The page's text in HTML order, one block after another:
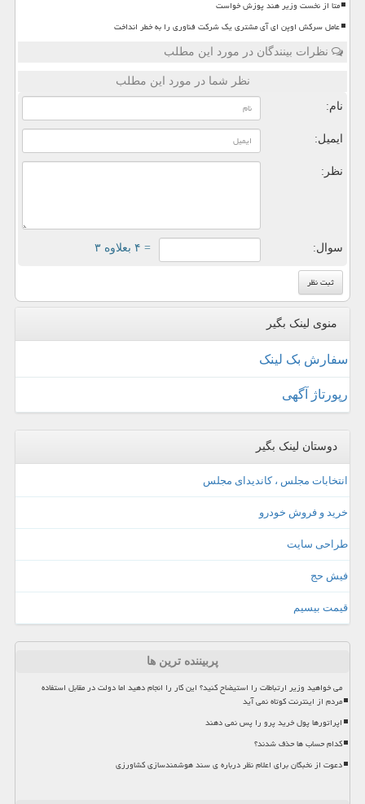
متا از نخست وزیر هند پوزش خواست
عامل سرکش اوپن ای آی مشتری یک شرکت فناوری را به خطر انداخت
نظرات بینندگان در مورد این مطلب
نظر شما در مورد این مطلب
نام:
ایمیل:
نظر:
سوال: = ۴ بعلاوه ۳
منوی لینک بگیر
سفارش بک لینک
رپورتاژ آگهی
دوستان لینک بگیر
انتخابات مجلس ، کاندیدای مجلس
خرید و فروش خودرو
طراحی سایت
فیش حج
قیمت بیسیم
پربیننده ترین ها
می خواهید وزیر ارتباطات را استیضاح کنید؟ این کار را انجام دهید اما دولت در مقابل استفاده
مردم از اینترنت کوتاه نمی آید
اپراتورها پول خرید پرو را پس نمی دهند
کدام حساب ها حذف شدند؟
دعوت از نخبگان برای اعلام نظر درباره ی سند هوشمندسازی کشاورزی